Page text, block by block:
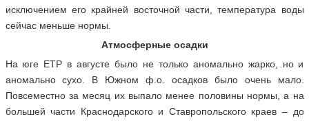
исключением его крайней восточной части, температура воды
сейчас меньше нормы.
Атмосферные осадки
На юге ЕТР в августе было не только аномально жарко, но и
аномально сухо. В Южном ф.о. осадков было очень мало.
Повсеместно за месяц их выпало менее половины нормы, а на
большей части Краснодарского и Ставропольского краев – до